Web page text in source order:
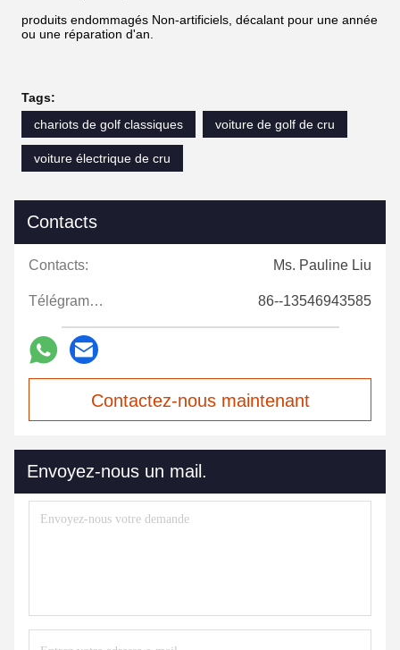
produits endommagés Non-artificiels, décalant pour une année
ou une réparation d'an.
Tags:
chariots de golf classiques
voiture de golf de cru
voiture électrique de cru
Contacts
Contacts: Ms. Pauline Liu
Télégramme: 86--13546943585
Contactez-nous maintenant
Envoyez-nous un mail.